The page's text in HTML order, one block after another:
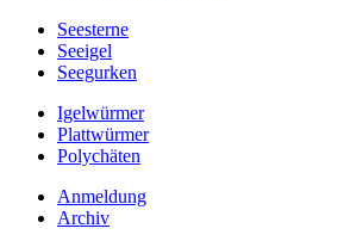
Seesterne
Seeigel
Seegurken
Igelwürmer
Plattwürmer
Polychäten
Anmeldung
Archiv